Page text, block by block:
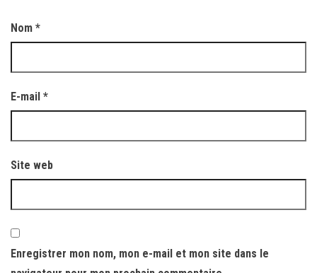
Nom *
E-mail *
Site web
Enregistrer mon nom, mon e-mail et mon site dans le